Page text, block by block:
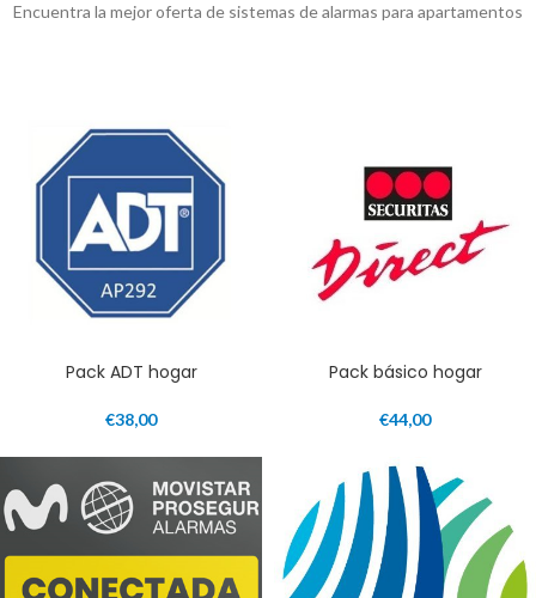
Encuentra la mejor oferta de sistemas de alarmas para apartamentos
Pack ADT hogar
€38,00
Pack básico hogar
€44,00